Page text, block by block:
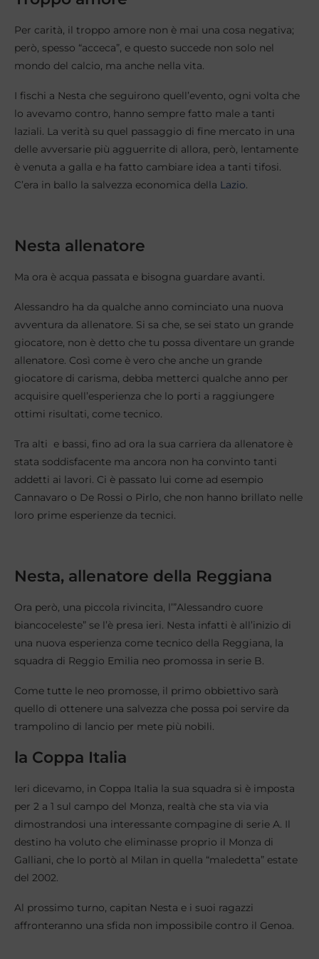
Per carità, il troppo amore non è mai una cosa negativa;
però, spesso “acceca”, e questo succede non solo nel
mondo del calcio, ma anche nella vita.
I fischi a Nesta che seguirono quell’evento, ogni volta che
lo avevamo contro, hanno sempre fatto male a tanti
laziali. La verità su quel passaggio di fine mercato in una
delle avversarie più agguerrite di allora, però, lentamente
è venuta a galla e ha fatto cambiare idea a tanti tifosi.
C’era in ballo la salvezza economica della Lazio.
Nesta allenatore
Ma ora è acqua passata e bisogna guardare avanti.
Alessandro ha da qualche anno cominciato una nuova
avventura da allenatore. Si sa che, se sei stato un grande
giocatore, non è detto che tu possa diventare un grande
allenatore. Così come è vero che anche un grande
giocatore di carisma, debba metterci qualche anno per
acquisire quell’esperienza che lo porti a raggiungere
ottimi risultati, come tecnico.
Tra alti e bassi, fino ad ora la sua carriera da allenatore è
stata soddisfacente ma ancora non ha convinto tanti
addetti ai lavori. Ci è passato lui come ad esempio
Cannavaro o De Rossi o Pirlo, che non hanno brillato nelle
loro prime esperienze da tecnici.
Nesta, allenatore della Reggiana
Ora però, una piccola rivincita, l’”Alessandro cuore
biancoceleste” se l’è presa ieri. Nesta infatti è all’inizio di
una nuova esperienza come tecnico della Reggiana, la
squadra di Reggio Emilia neo promossa in serie B.
Come tutte le neo promosse, il primo obbiettivo sarà
quello di ottenere una salvezza che possa poi servire da
trampolino di lancio per mete più nobili.
la Coppa Italia
Ieri dicevamo, in Coppa Italia la sua squadra si è imposta
per 2 a 1 sul campo del Monza, realtà che sta via via
dimostrandosi una interessante compagine di serie A. Il
destino ha voluto che eliminasse proprio il Monza di
Galliani, che lo portò al Milan in quella “maledetta” estate
del 2002.
Al prossimo turno, capitan Nesta e i suoi ragazzi
affronteranno una sfida non impossibile contro il Genoa.